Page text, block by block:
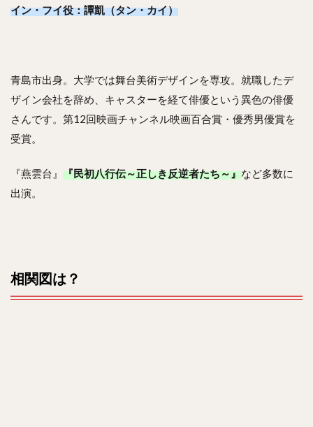
イン・フイ役：譚凱（タン・カイ）
青島市出身。大学では舞台美術デザインを専攻。就職したデ
ザイン会社を辞め、キャスターを経て俳優という異色の俳優
さんです。第12回映画チャンネル映画百合賞・優秀男優賞を
受賞。
『燕雲台』 『民初八行伝～正しき反逆者たち～』など多数に
出演。
相関図は？